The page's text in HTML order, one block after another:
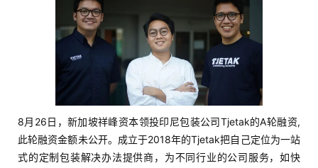
8月26日，新加坡祥峰资本领投印尼包装公司Tjetak的A轮融资,
此轮融资金额未公开。成立于2018年的Tjetak把自己定位为一站
式的定制包装解决办法提供商，为不同行业的公司服务，如快